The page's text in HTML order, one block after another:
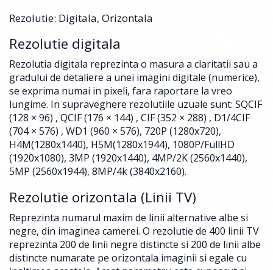
Rezolutie: Digitala, Orizontala
Rezolutie digitala
Rezolutia digitala reprezinta o masura a claritatii sau a
gradului de detaliere a unei imagini digitale (numerice),
se exprima numai in pixeli, fara raportare la vreo
lungime. In supraveghere rezolutiile uzuale sunt: SQCIF
(128 × 96) , QCIF (176 × 144) , CIF (352 × 288) , D1/4CIF
(704 × 576) , WD1 (960 × 576), 720P (1280x720),
H4M(1280x1440), H5M(1280x1944), 1080P/FullHD
(1920x1080), 3MP (1920x1440), 4MP/2K (2560x1440),
5MP (2560x1944), 8MP/4k (3840x2160).
Rezolutie orizontala (Linii TV)
Reprezinta numarul maxim de linii alternative albe si
negre, din imaginea camerei. O rezolutie de 400 linii TV
reprezinta 200 de linii negre distincte si 200 de linii albe
distincte numarate pe orizontala imaginii si egale cu